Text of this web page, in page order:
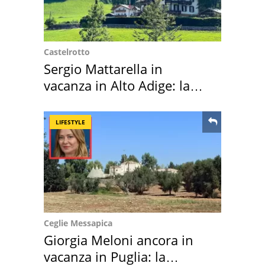
Castelrotto
Sergio Mattarella in
vacanza in Alto Adige: la
LIFESTYLE
Ceglie Messapica
Giorgia Meloni ancora in
vacanza in Puglia: la